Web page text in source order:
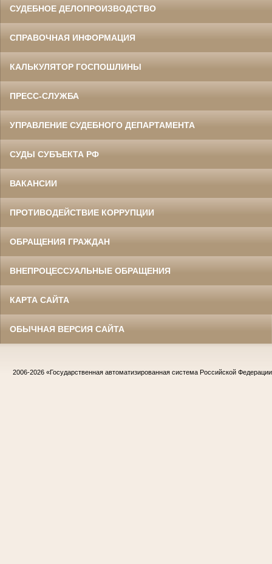
СУДЕБНОЕ ДЕЛОПРОИЗВОДСТВО
СПРАВОЧНАЯ ИНФОРМАЦИЯ
КАЛЬКУЛЯТОР ГОСПОШЛИНЫ
ПРЕСС-СЛУЖБА
УПРАВЛЕНИЕ СУДЕБНОГО ДЕПАРТАМЕНТА
СУДЫ СУБЪЕКТА РФ
ВАКАНСИИ
ПРОТИВОДЕЙСТВИЕ КОРРУПЦИИ
ОБРАЩЕНИЯ ГРАЖДАН
ВНЕПРОЦЕССУАЛЬНЫЕ ОБРАЩЕНИЯ
КАРТА САЙТА
ОБЫЧНАЯ ВЕРСИЯ САЙТА
2006-2026 «Государственная автоматизированная система Российской